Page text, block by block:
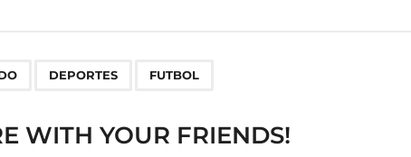
DEPORTES FUTBOL
WITH YOUR FRIENDS!